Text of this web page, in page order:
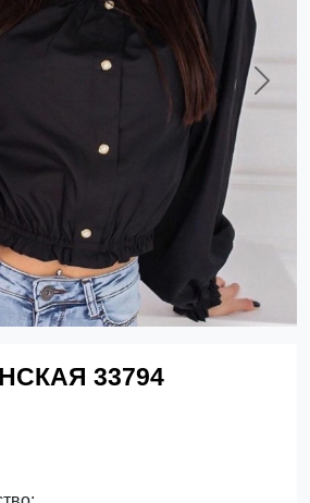
Next
33794